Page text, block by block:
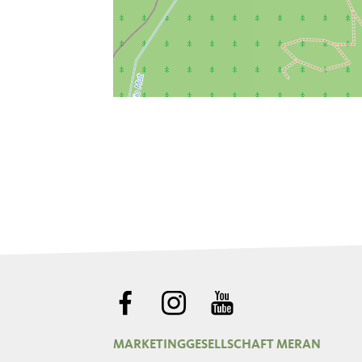
MARKETINGGESELLSCHAFT MERAN